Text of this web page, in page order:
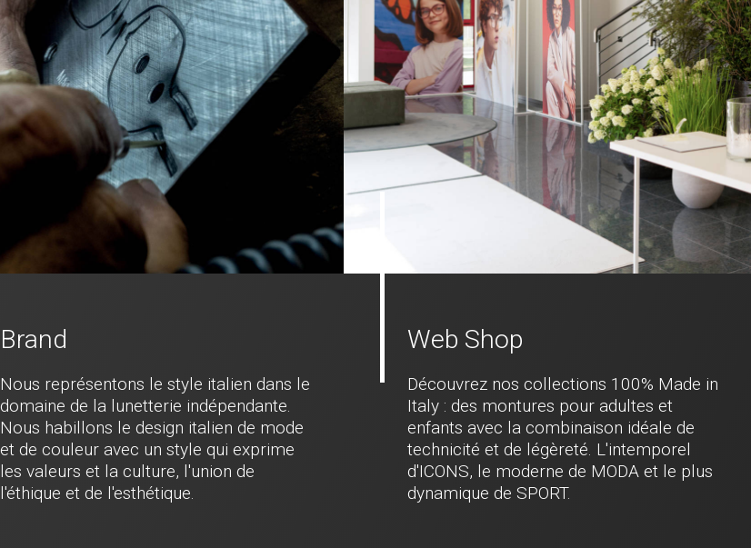
Brand
Nous représentons le style italien dans le
domaine de la lunetterie indépendante.
Nous habillons le design italien de mode
et de couleur avec un style qui exprime
les valeurs et la culture, l'union de
l'éthique et de l'esthétique.
Web Shop
Découvrez nos collections 100% Made in
Italy : des montures pour adultes et
enfants avec la combinaison idéale de
technicité et de légèreté. L'intemporel
d'ICONS, le moderne de MODA et le plus
dynamique de SPORT.